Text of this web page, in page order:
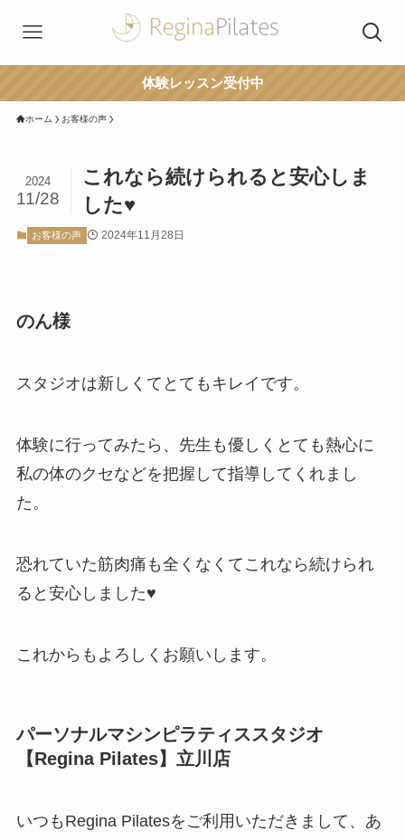
体験レッスン受付中
ホーム お客様の声
これなら続けられると安心しま
した♥
2024
11/28
お客様の声 2024年11月28日
のん様
スタジオは新しくてとてもキレイです。
体験に行ってみたら、先生も優しくとても熱心に
私の体のクセなどを把握して指導してくれまし
た。
恐れていた筋肉痛も全くなくてこれなら続けられ
ると安心しました♥
これからもよろしくお願いします。
パーソナルマシンピラティススタジオ
【Regina Pilates】立川店
いつもRegina Pilatesをご利用いただきまして、あ